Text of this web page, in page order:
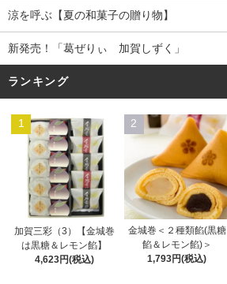
涼を呼ぶ【夏の和菓子の贈り物】
新発売！「葛ぜりぃ 加賀しずく」
ランキング
1
加賀三彩（3）【金城巻
は黒糖＆レモン餡】
4,623円(税込)
2
金城巻＜２種類餡(黒糖
餡＆レモン餡)＞
1,793円(税込)